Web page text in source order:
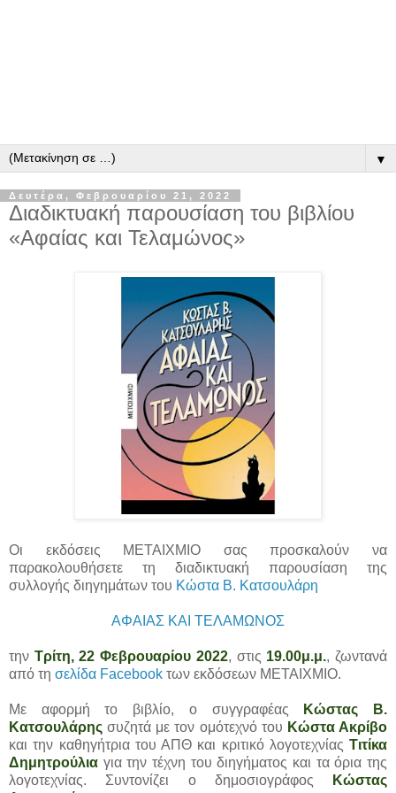
▼
Δευτέρα, Φεβρουαρίου 21, 2022
Διαδικτυακή παρουσίαση του βιβλίου
«Αφαίας και Τελαμώνος»
Οι εκδόσεις ΜΕΤΑΙΧΜΙΟ σας προσκαλούν να
παρακολουθήσετε τη διαδικτυακή παρουσίαση της
συλλογής διηγημάτων του Κώστα B. Κατσουλάρη
ΑΦΑΙΑΣ ΚΑΙ ΤΕΛΑΜΩΝΟΣ
την Τρίτη, 22 Φεβρουαρίου 2022, στις 19.00μ.μ., ζωντανά
από τη σελίδα Facebook των εκδόσεων ΜΕΤΑΙΧΜΙΟ.
Με αφορμή το βιβλίο, ο συγγραφέας
Κώστας B.
Κατσουλάρης συζητά με τον ομότεχνό του Κώστα Ακρίβο
και την καθηγήτρια του ΑΠΘ και κριτικό λογοτεχνίας Τιτίκα
Δημητρούλια για την τέχνη του διηγήματος και τα όρια της
λογοτεχνίας. Συντονίζει ο δημοσιογράφος
Κώστας